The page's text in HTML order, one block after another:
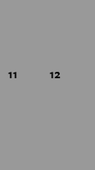
Page
11 Page
12